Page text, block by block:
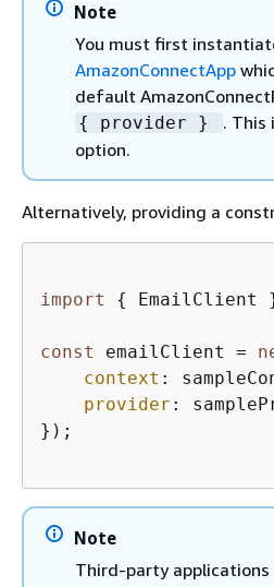
Note
You must first
AmazonConnectApp
default
{ provider }
. This
option.
Alternatively, providing a
import { EmailClient
const emailClient =
context :
provider :
});
Note
Third-party